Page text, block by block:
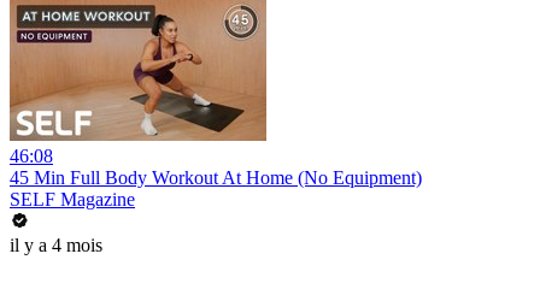
46:08
45 Min Full Body Workout At Home (No Equipment)
SELF Magazine
il y a 4 mois